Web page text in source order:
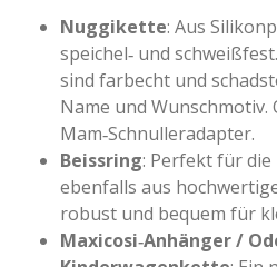
Nuggikette: Aus
speichel‑ und
sind farbecht und
Name und
Mam‑Schnulleradapter.
Beissring: Perfekt für
ebenfalls aus
robust und bequem für
Maxicosi‑Anhänger /